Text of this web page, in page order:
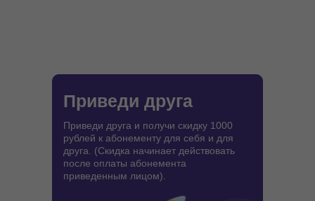
Приведи друга
Приведи друга и получи скидку 1000
рублей к абонементу для себя и для
друга. (Скидка начинает действовать
после оплаты абонемента
приведенным лицом).